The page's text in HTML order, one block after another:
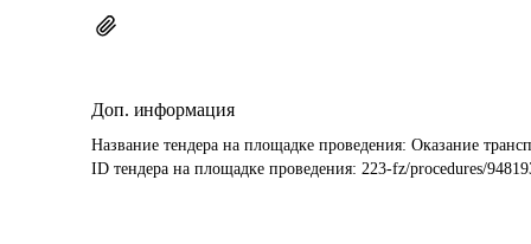
Доп. информация
Название тендера на площадке проведения: Оказание
ID тендера на площадке проведения: 223-fz/procedures/